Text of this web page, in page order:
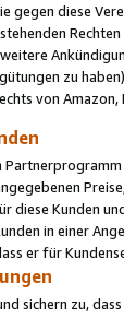
gegen diese
zu
von
diese Kunden
in einer
er für
sichern zu,